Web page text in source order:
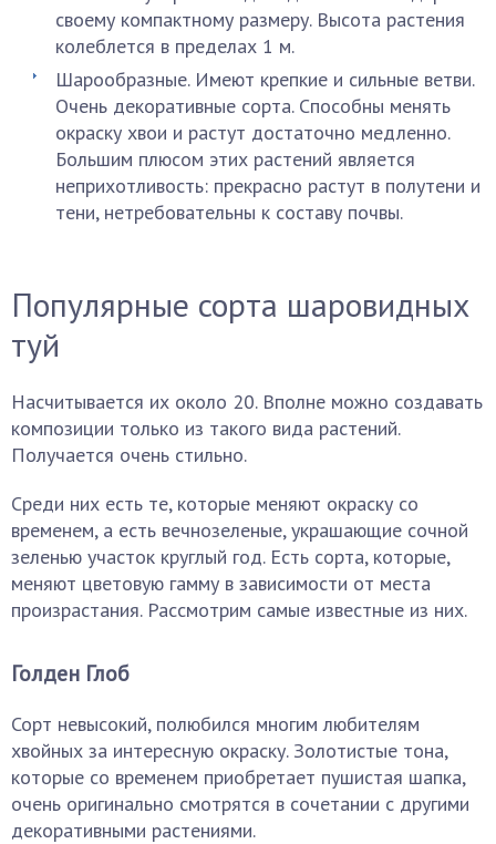
своему компактному размеру. Высота растения
колеблется в пределах 1 м.
Шарообразные. Имеют крепкие и сильные ветви.
Очень декоративные сорта. Способны менять
окраску хвои и растут достаточно медленно.
Большим плюсом этих растений является
неприхотливость: прекрасно растут в полутени и
тени, нетребовательны к составу почвы.
Популярные сорта шаровидных
туй
Насчитывается их около 20. Вполне можно создавать
композиции только из такого вида растений.
Получается очень стильно.
Среди них есть те, которые меняют окраску со
временем, а есть вечнозеленые, украшающие сочной
зеленью участок круглый год. Есть сорта, которые,
меняют цветовую гамму в зависимости от места
произрастания. Рассмотрим самые известные из них.
Голден Глоб
Сорт невысокий, полюбился многим любителям
хвойных за интересную окраску. Золотистые тона,
которые со временем приобретает пушистая шапка,
очень оригинально смотрятся в сочетании с другими
декоративными растениями.